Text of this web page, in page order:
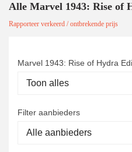
Alle Marvel 1943: Rise of
Rapporteer verkeerd / ontbrekende prijs
Marvel 1943: Rise of Hydra
Filter aanbieders